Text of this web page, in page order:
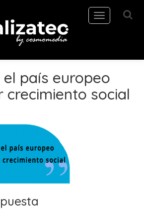
Toggle
navigation
el país europeo
crecimiento social